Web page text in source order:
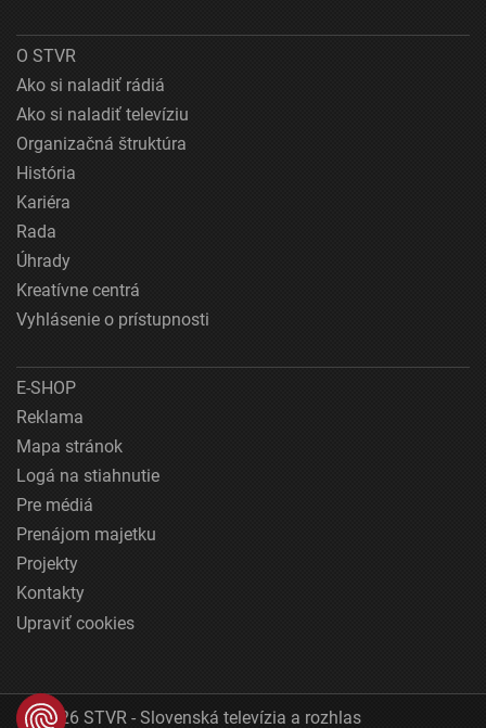
O STVR
Ako si naladiť rádiá
Ako si naladiť televíziu
Organizačná štruktúra
História
Kariéra
Rada
Úhrady
Kreatívne centrá
Vyhlásenie o prístupnosti
E-SHOP
Reklama
Mapa stránok
Logá na stiahnutie
Pre médiá
Prenájom majetku
Projekty
Kontakty
Upraviť cookies
© 2026 STVR - Slovenská televízia a rozhlas